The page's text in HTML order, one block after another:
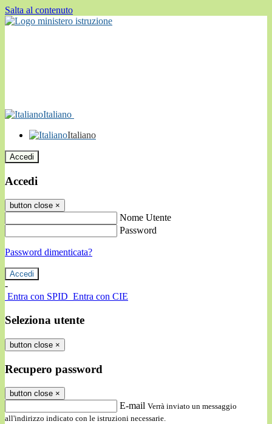
Salta al contenuto
Italiano
Italiano
Accedi
Accedi
button close ×
Nome Utente
Password
Password dimenticata?
-
Entra con SPID Entra con CIE
Seleziona utente
button close ×
Recupero password
button close ×
E-mail Verrà inviato un messaggio
all'indirizzo indicato con le istruzioni necessarie.